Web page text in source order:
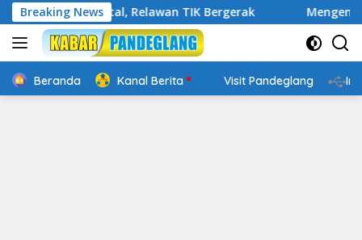
Langsung
ke
konten
Breaking News
Digital, Relawan TIK Bergerak Mengenal Website
Beranda Kanal Berita Visit Pandeglang